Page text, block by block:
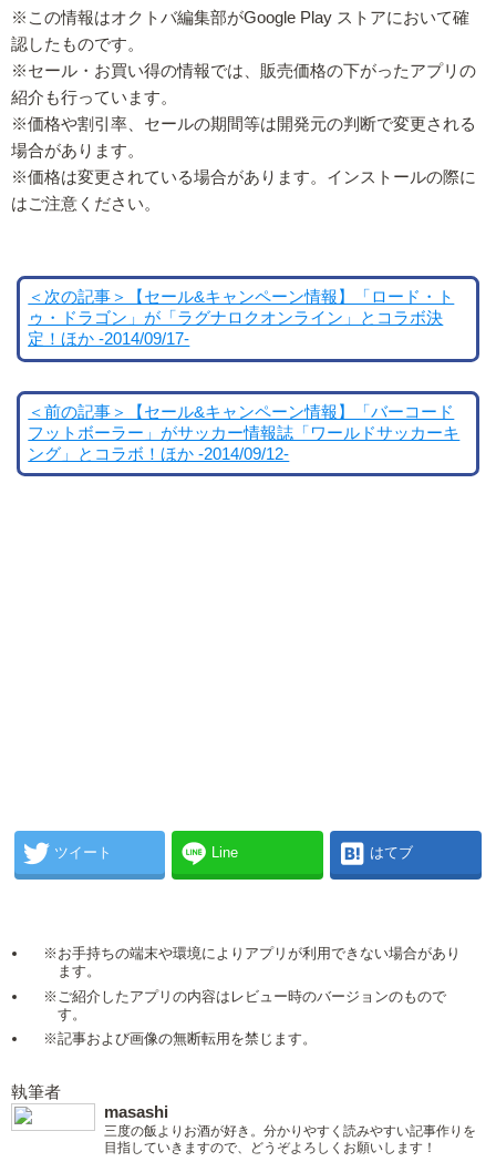
※この情報はオクトバ編集部がGoogle Play ストアにおいて確
認したものです。
※セール・お買い得の情報では、販売価格の下がったアプリの
紹介も行っています。
※価格や割引率、セールの期間等は開発元の判断で変更される
場合があります。
※価格は変更されている場合があります。インストールの際に
はご注意ください。
＜次の記事＞【セール&キャンペーン情報】「ロード・ト
ゥ・ドラゴン」が「ラグナロクオンライン」とコラボ決
定！ほか -2014/09/17-
＜前の記事＞【セール&キャンペーン情報】「バーコード
フットボーラー」がサッカー情報誌「ワールドサッカーキ
ング」とコラボ！ほか -2014/09/12-
ツイート Line はてブ
※お手持ちの端末や環境によりアプリが利用できない場合があり
ます。
※ご紹介したアプリの内容はレビュー時のバージョンのもので
す。
※記事および画像の無断転用を禁じます。
執筆者
masashi
三度の飯よりお酒が好き。分かりやすく読みやすい記事作りを
目指していきますので、どうぞよろしくお願いします！